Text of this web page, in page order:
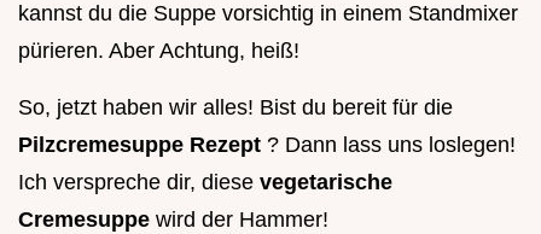
kannst du die Suppe vorsichtig in einem Standmixer
pürieren. Aber Achtung, heiß!
So, jetzt haben wir alles! Bist du bereit für die
Pilzcremesuppe Rezept ? Dann lass uns loslegen!
Ich verspreche dir, diese vegetarische
Cremesuppe wird der Hammer!